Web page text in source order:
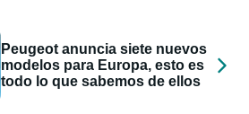
Peugeot anuncia siete nuevos
modelos para Europa, esto es
todo lo que sabemos de ellos